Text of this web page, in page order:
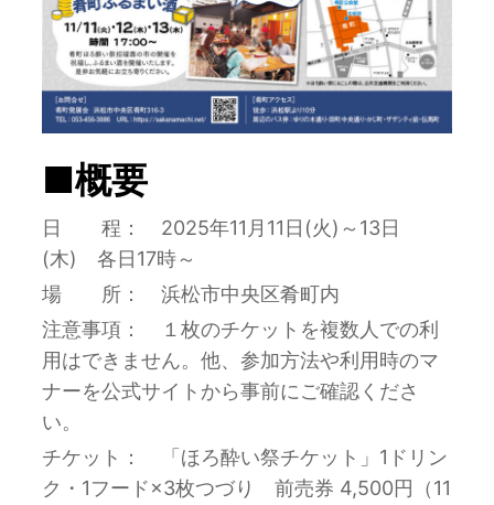
■概要
日 程： 2025年11月11日(火)～13日
(木) 各日17時～
場 所： 浜松市中央区肴町内
注意事項： １枚のチケットを複数人での利
用はできません。他、参加方法や利用時のマ
ナーを公式サイトから事前にご確認くださ
い。
チケット： 「ほろ酔い祭チケット」1ドリン
ク・1フード×3枚つづり 前売券 4,500円（11